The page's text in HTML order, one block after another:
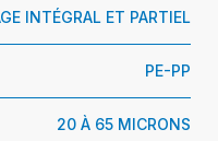
INTÉGRAL ET PARTIEL
PE-PP
20 À 65 MICRONS